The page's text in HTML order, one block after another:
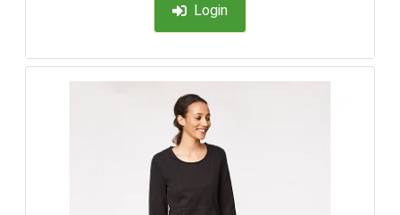
Login